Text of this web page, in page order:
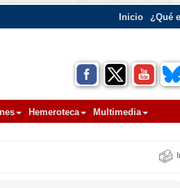
Inicio ¿Qué
Hemeroteca Multimedia